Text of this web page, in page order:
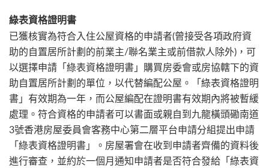
綠表資格證明書
已獲核實為符合入住公屋資格的申請者(曾接受各項政府資
助的自置居所計劃的前業主/聯名業主或前借款人除外)，可
以選擇申請「綠表資格證明書」購買房委會或房協轄下的資
助自置居所計劃的單位，以代替編配公屋。「綠表資格證明
書」有效期為一年，而公屋編配在證明書有效期內將被暫緩
處理。符合資格的申請者可以書面或親自到九龍橫頭磡南道
3號香港房屋委員會客務中心第二層平台申請分組提出申請
「綠表資格證明書」。房屋署會在收到申請者齊備的資料後
進行審查，並約於一個月通知申請者是否符合發給「綠表資